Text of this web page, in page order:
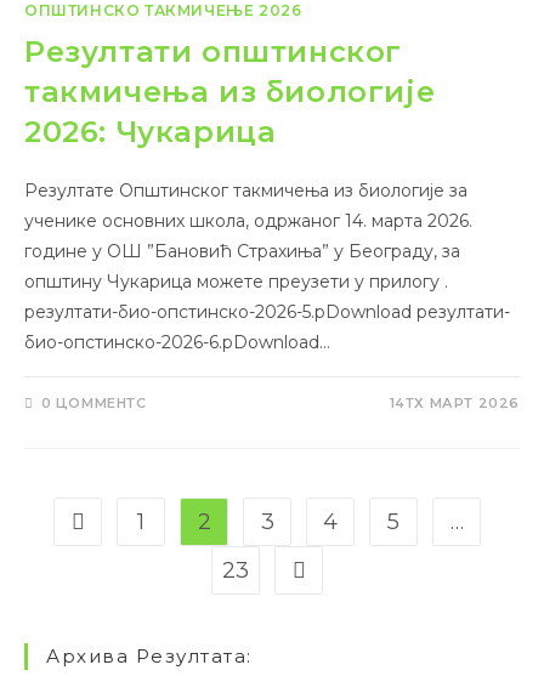
ОПШТИНСКО ТАКМИЧЕЊЕ 2026
Резултати општинског
такмичења из биологије
2026: Чукарица
Резултате Општинског такмичења из биологије за
ученике основних школа, одржаног 14. марта 2026.
године у ОШ ”Бановић Страхиња” у Београду, за
општину Чукарица можете преузети у прилогу .
резултати-био-опстинско-2026-5.рDownload резултати-
био-опстинско-2026-6.рDownload…
0 ЦОММЕНТС 14ТХ МАРТ 2026
1 2 3 4 5
…
23
Архива Резултата: